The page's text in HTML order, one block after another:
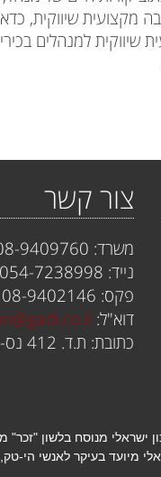
מקצועית שיווקית,
למנהלים
צור קשר
משרד: 08-9409760
נייד: 054-7238998
פקס: 08-9402146
דוא"ל:
כתובת: ת.ד. 412 נס-ציונה 74103
ישראלי מנוסח בלשון "זכר"
מיועד בעיקר לאנשי הי-